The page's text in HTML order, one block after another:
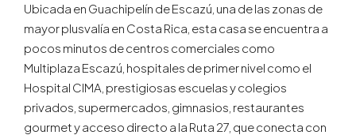
Ubicada en Guachipelín de Escazú, una de las zonas de
mayor plusvalía en Costa Rica, esta casa se encuentra a
pocos minutos de centros comerciales como
Multiplaza Escazú, hospitales de primer nivel como el
Hospital CIMA, prestigiosas escuelas y colegios
privados, supermercados, gimnasios, restaurantes
gourmet y acceso directo a la Ruta 27, que conecta con